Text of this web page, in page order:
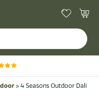
> 4 Seasons Outdoor Dali